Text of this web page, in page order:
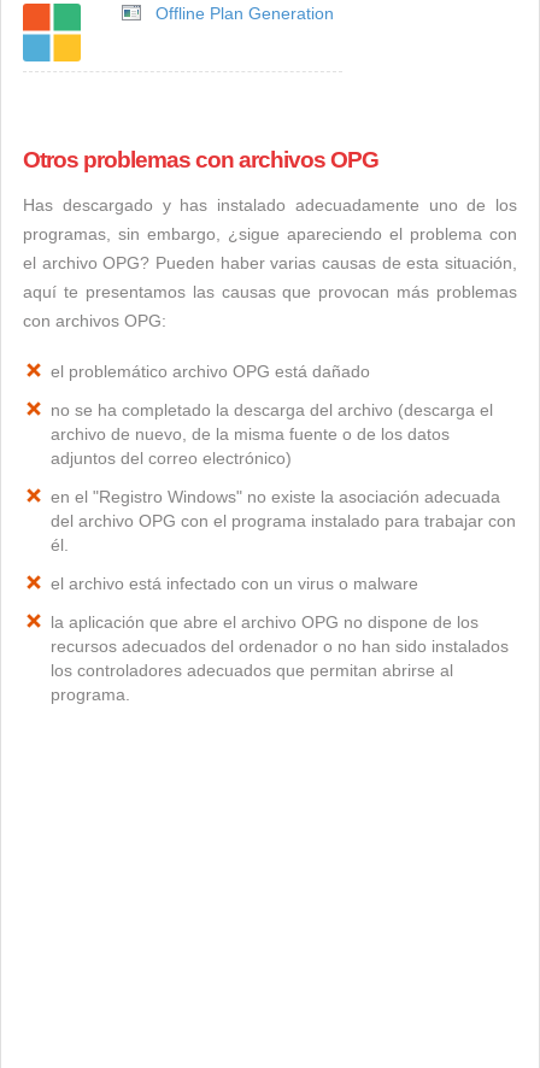
Offline Plan Generation
Otros problemas con archivos OPG
Has descargado y has instalado adecuadamente uno de los
programas, sin embargo, ¿sigue apareciendo el problema con
el archivo OPG? Pueden haber varias causas de esta situación,
aquí te presentamos las causas que provocan más problemas
con archivos OPG:
el problemático archivo OPG está dañado
no se ha completado la descarga del archivo (descarga el
archivo de nuevo, de la misma fuente o de los datos
adjuntos del correo electrónico)
en el "Registro Windows" no existe la asociación adecuada
del archivo OPG con el programa instalado para trabajar con
él.
el archivo está infectado con un virus o malware
la aplicación que abre el archivo OPG no dispone de los
recursos adecuados del ordenador o no han sido instalados
los controladores adecuados que permitan abrirse al
programa.